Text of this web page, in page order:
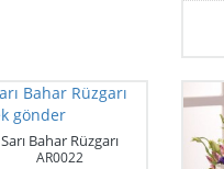
Sarı Bahar Rüzgarı
AR0022